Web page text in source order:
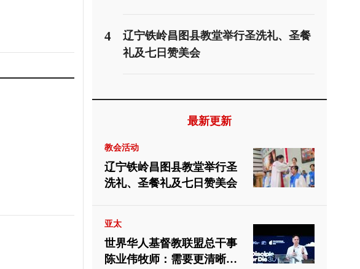
4
辽宁铁岭昌图县教堂举行圣洗礼、圣餐
礼及七日赞美会
最新更新
教会活动
辽宁铁岭昌图县教堂举行圣
洗礼、圣餐礼及七日赞美会
亚太
世界华人基督教联盟总干事
陈业伟牧师：需要更清晰地